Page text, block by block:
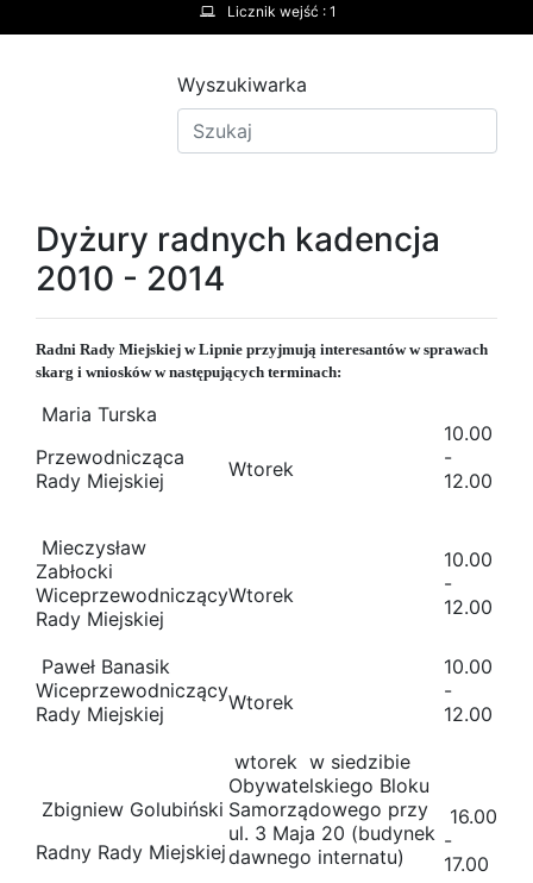
Licznik wejść : 1
Wyszukiwarka
Dyżury radnych kadencja
2010 - 2014
Radni Rady Miejskiej w Lipnie przyjmują interesantów w sprawach
skarg i wniosków w następujących terminach:
Maria Turska
Przewodnicząca
Rady Miejskiej
Wtorek
10.00
-
12.00
Mieczysław
Zabłocki
Wiceprzewodniczący
Rady Miejskiej
Wtorek
10.00
-
12.00
Paweł Banasik
Wiceprzewodniczący
Rady Miejskiej
Wtorek
10.00
-
12.00
Zbigniew Golubiński
Radny Rady Miejskiej
wtorek w siedzibie
Obywatelskiego Bloku
Samorządowego przy
ul. 3 Maja 20 (budynek
dawnego internatu)
16.00
-
17.00